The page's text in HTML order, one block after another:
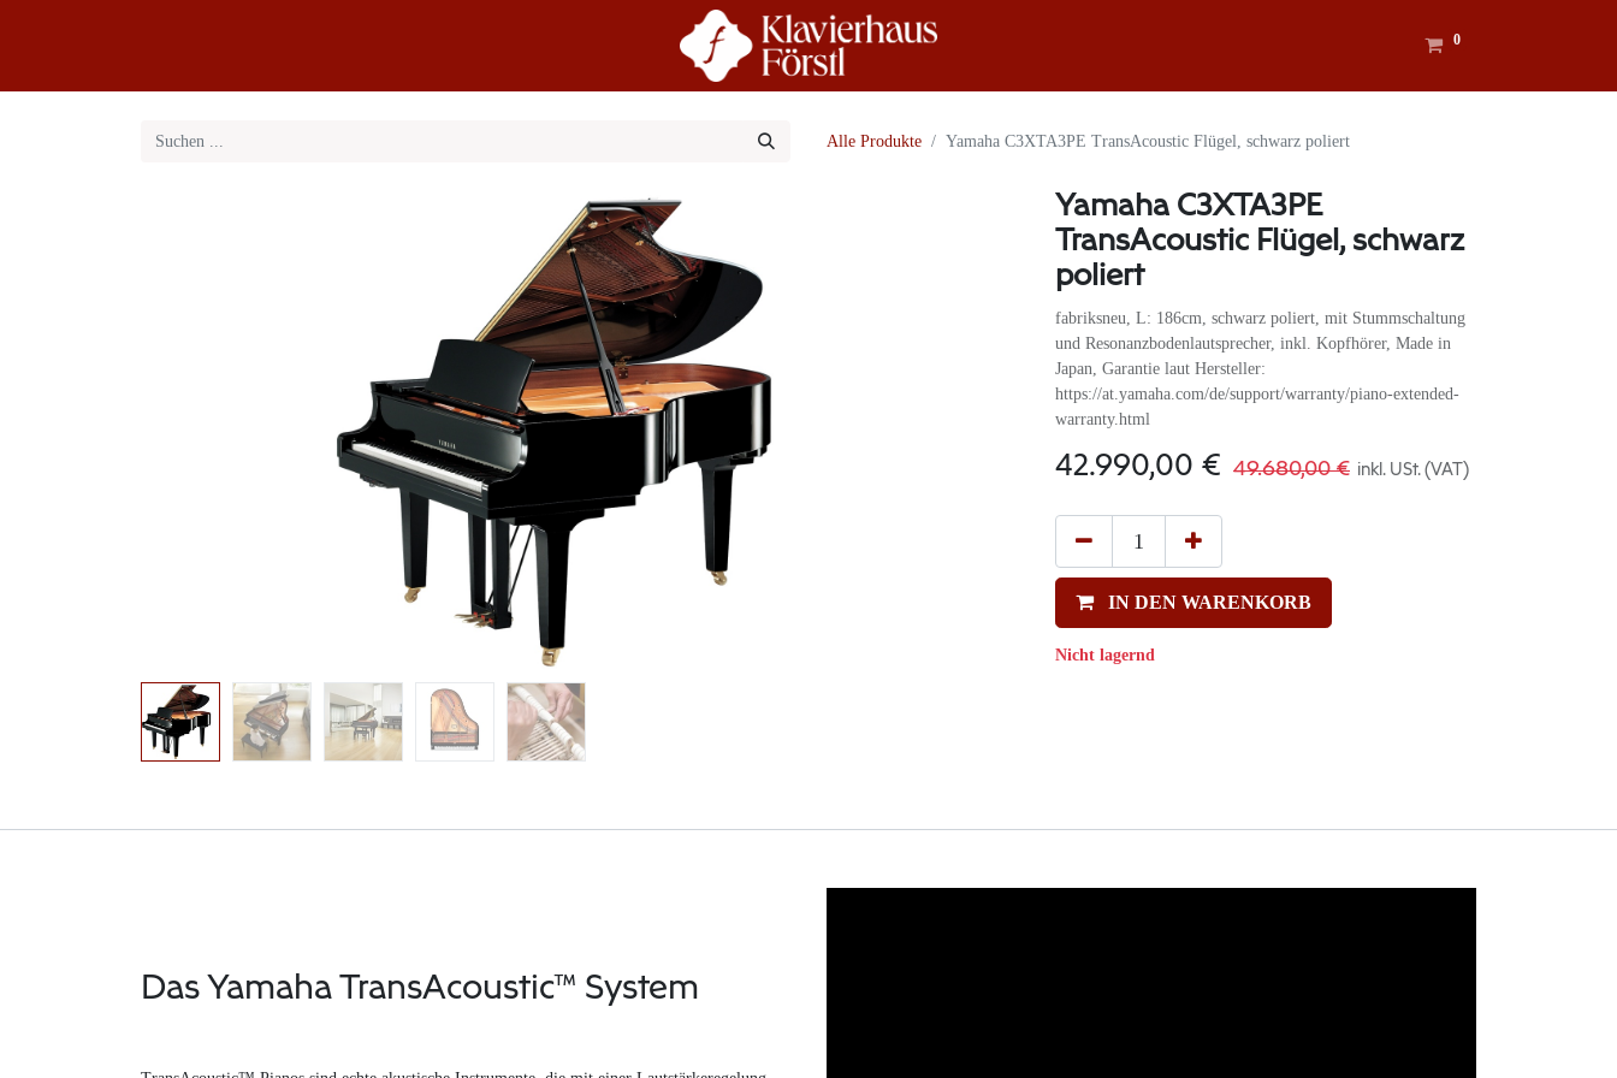
0
Alle Produkte Yamaha C3XTA3PE TransAcoustic Flügel, schwarz poliert
Yamaha C3XTA3PE
TransAcoustic Flügel, schwarz
poliert
fabriksneu, L: 186cm, schwarz poliert, mit Stummschaltung
und Resonanzbodenlautsprecher, inkl. Kopfhörer, Made in
Japan, Garantie laut Hersteller:
https://at.yamaha.com/de/support/warranty/piano-extended-
warranty.html
42.990,00 € 49.680,00€ inkl. USt. (VAT)
IN DEN WARENKORB
Nicht lagernd
Das Yamaha TransAcoustic™ System